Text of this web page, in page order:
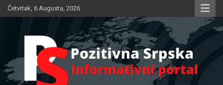
Skip
to
Četvrtak, 6 Augusta, 2026